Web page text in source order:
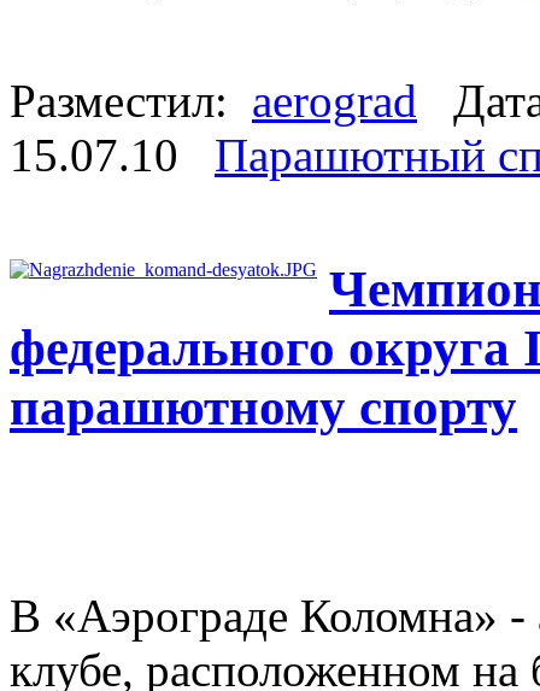
Разместил: aerograd
15.07.10 Парашютный
федерального
парашютному спорту
В «Аэрограде Коломна»
клубе, расположенном на